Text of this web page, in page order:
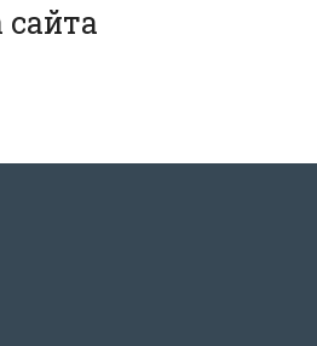
сайта